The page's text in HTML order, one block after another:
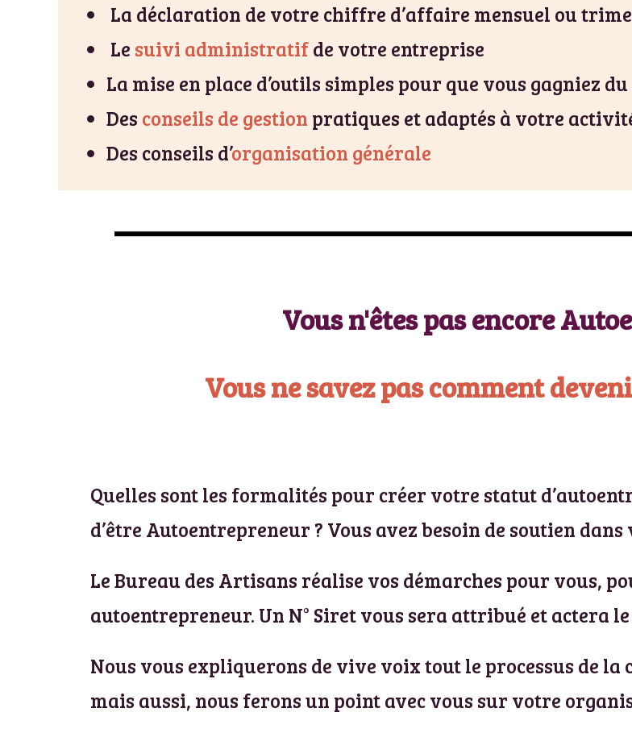
La déclaration de votre chiffre d’affaire mensuel ou
Le suivi administratifde votre entreprise
La mise en place d’outils simples pour que vous gagniez
Des conseils de gestion pratiques et adaptés à votre
Des conseils d’organisation générale
Vous n'êtes pas encore
Vous ne savez pas comment
Quelles sont les formalités pour créer votre statut
d’être Autoentrepreneur ? Vous avez besoin de soutien dans
Le Bureau des Artisans réalise vos démarches pour vous,
autoentrepreneur. Un N° Siret vous sera attribué et actera
Nous vous expliquerons de vive voix tout le processus de
mais aussi, nous ferons un point avec vous sur votre